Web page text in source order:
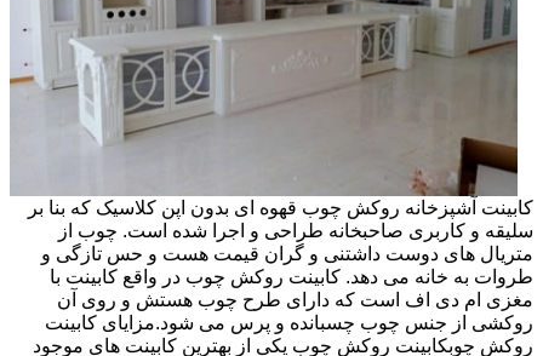
کابینت آشپزخانه روکش چوب قهوه ای بدون اپن کلاسیک که بنا بر
سلیقه و کاربری صاحبخانه طراحی و اجرا شده است. چوب از
متریال های دوست داشتنی و گران قیمت هست و حس تازگی و
طروات به خانه می دهد. کابینت روکش چوب در واقع کابینت با
مغزی ام دی اف است که دارای طرح چوب هستش و روی آن
روکشی از جنس چوب چسبانده و پرس می شود.مزایای کابینت
روکش چوبکابینت روکش چوب یکی از بهترین کابینت های موجود